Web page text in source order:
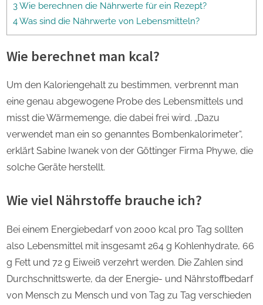
3 Wie berechnen die Nährwerte für ein Rezept?
4 Was sind die Nährwerte von Lebensmitteln?
Wie berechnet man kcal?
Um den Kaloriengehalt zu bestimmen, verbrennt man
eine genau abgewogene Probe des Lebensmittels und
misst die Wärmemenge, die dabei frei wird. „Dazu
verwendet man ein so genanntes Bombenkalorimeter“,
erklärt Sabine Iwanek von der Göttinger Firma Phywe, die
solche Geräte herstellt.
Wie viel Nährstoffe brauche ich?
Bei einem Energiebedarf von 2000 kcal pro Tag sollten
also Lebensmittel mit insgesamt 264 g Kohlenhydrate, 66
g Fett und 72 g Eiweiß verzehrt werden. Die Zahlen sind
Durchschnittswerte, da der Energie- und Nährstoffbedarf
von Mensch zu Mensch und von Tag zu Tag verschieden